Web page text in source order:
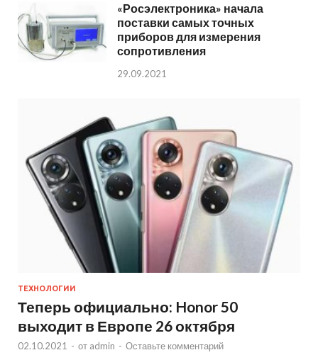
«Росэлектроника» начала
поставки самых точных
приборов для измерения
сопротивления
29.09.2021
ТЕХНОЛОГИИ
Теперь официально: Honor 50
выходит в Европе 26 октября
02.10.2021 - от admin - Оставьте комментарий